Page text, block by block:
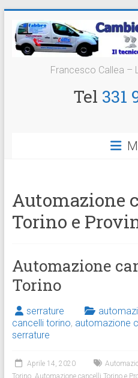
contenuto
Cambio
Serratura
Francesco Callea –
Tel 331
Automazione
Torino e
Automazione
Torino
serrature
cancelli torino, automazione
serrature
Aprile 14, 2020